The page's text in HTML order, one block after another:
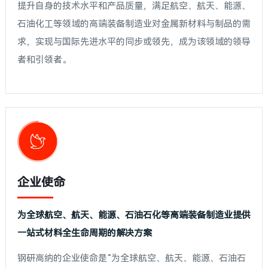
提升自身的技术水平和产品质量，满足航空、航天、能源、
石油化工等领域的高端装备制造业对金属新材料与制品的需
求，实现与国际先进水平的同步或领先，成为该领域的领导
者和引领者。
企业使命
为全球航空、航天、能源、石油石化等高端装备制造业提供
一站式材料全生命周期的解决方案
钢研高纳的企业使命是“为全球航空、航天、能源、石油石